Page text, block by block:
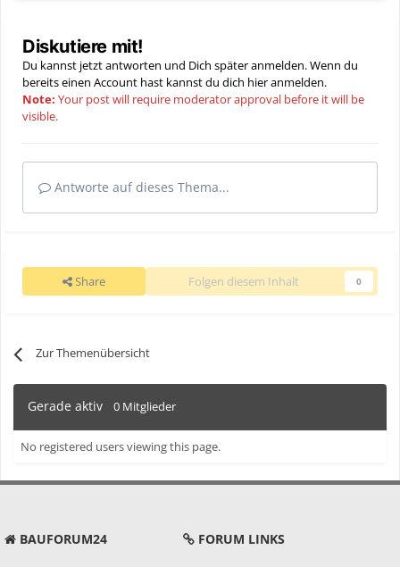
Diskutiere mit!
Du kannst jetzt antworten und Dich später anmelden. Wenn du
bereits einen Account hast kannst du dich hieranmelden.
Note: Your post will require moderator approval before it will be
visible.
Antworte auf dieses Thema...
Share Folgen diesem Inhalt 0
Zur Themenübersicht
Gerade aktiv 0 Mitglieder
No registered users viewing this page.
BAUFORUM24 FORUM LINKS